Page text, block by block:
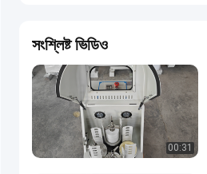
সংশ্লিষ্ট ভিডিও
00:31